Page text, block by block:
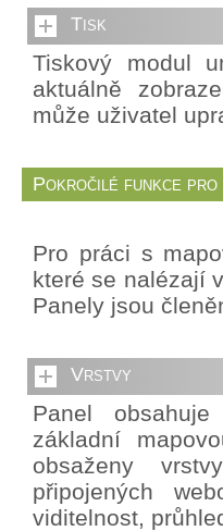
Tisk
Tiskový modul
aktuálně
může uživatel
Pokročilé funkce pro
Pro práci s
které se nalézají
Panely jsou
Vrstvy
Panel
základní
obsaženy
připojených
viditelnost,